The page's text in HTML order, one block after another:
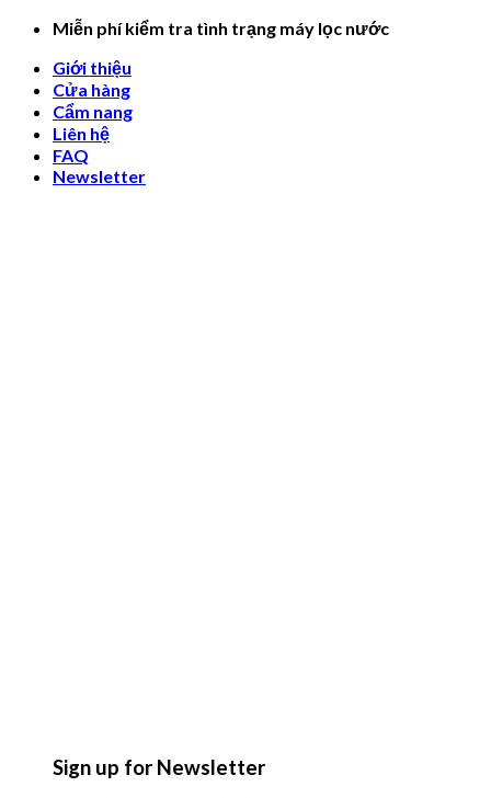
Skip
content
Miễn phí kiểm tra tình trạng máy lọc nước
Giới thiệu
Cửa hàng
Cẩm nang
Liên hệ
FAQ
Newsletter
Sign up for Newsletter